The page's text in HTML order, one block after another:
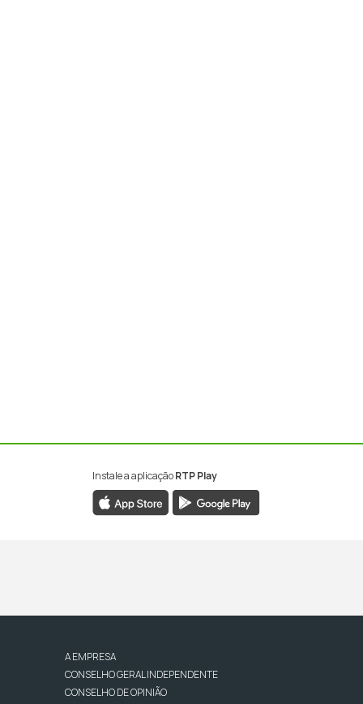
Instale a aplicaçãoRTP Play
A EMPRESA
CONSELHO GERAL INDEPENDENTE
CONSELHO DE OPINIÃO